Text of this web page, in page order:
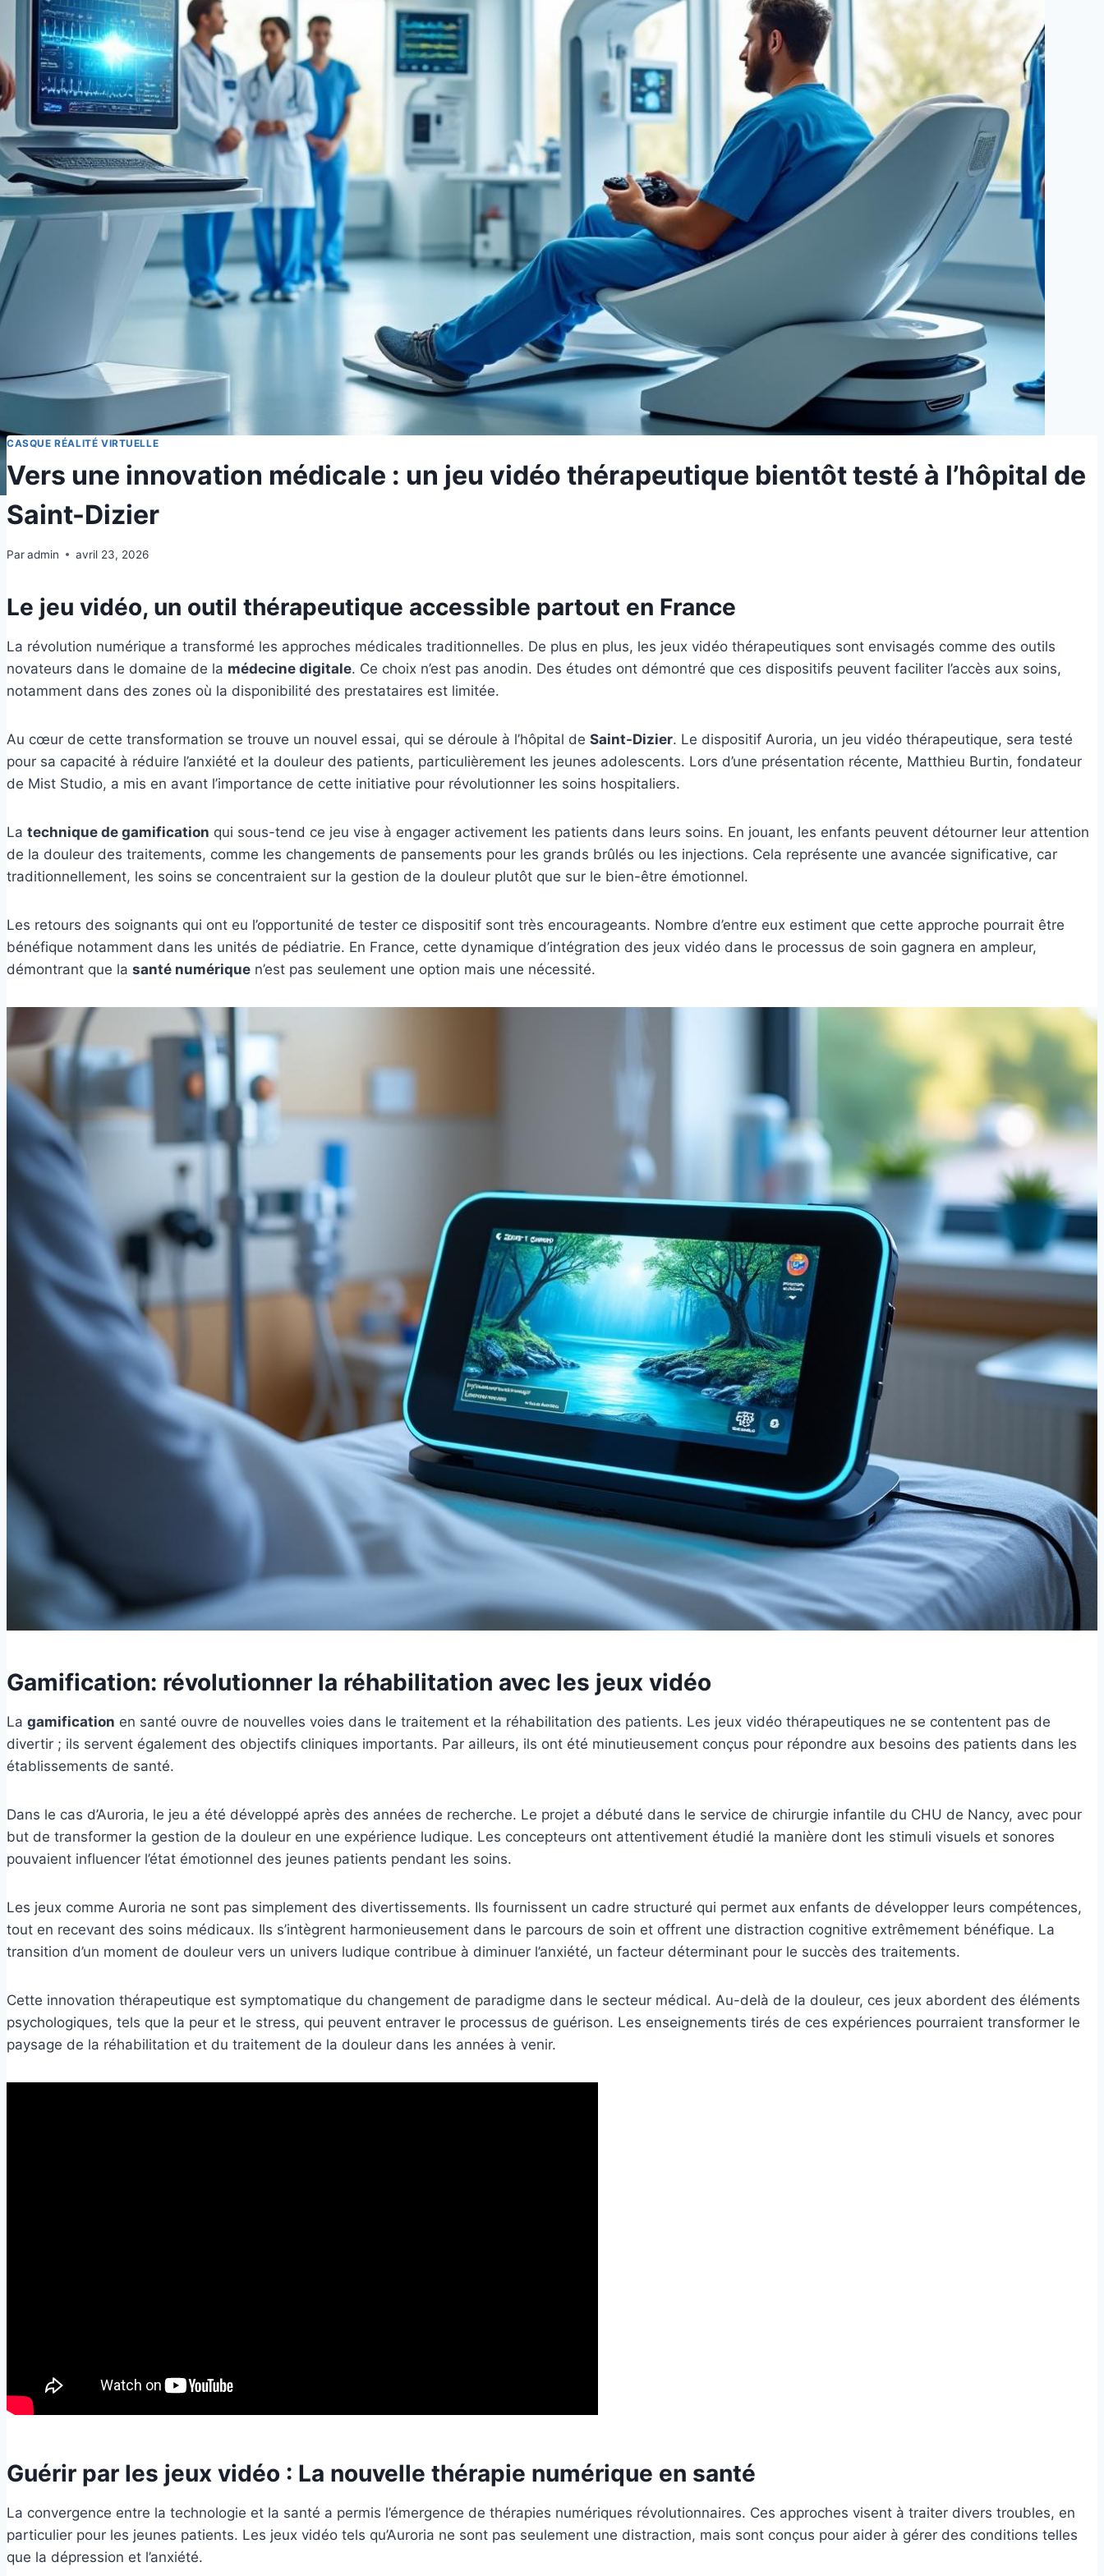
CASQUE RÉALITÉ VIRTUELLE
Vers une innovation médicale : un jeu vidéo thérapeutique bientôt testé à l’hôpital de
Saint-Dizier
Paradmin avril 23, 2026
Le jeu vidéo, un outil thérapeutique accessible partout en France
La révolution numérique a transformé les approches médicales traditionnelles. De plus en plus, les jeux vidéo thérapeutiques sont envisagés comme des outils
novateurs dans le domaine de la médecine digitale. Ce choix n’est pas anodin. Des études ont démontré que ces dispositifs peuvent faciliter l’accès aux soins,
notamment dans des zones où la disponibilité des prestataires est limitée.
Au cœur de cette transformation se trouve un nouvel essai, qui se déroule à l’hôpital de Saint-Dizier. Le dispositif Auroria, un jeu vidéo thérapeutique, sera testé
pour sa capacité à réduire l’anxiété et la douleur des patients, particulièrement les jeunes adolescents. Lors d’une présentation récente, Matthieu Burtin, fondateur
de Mist Studio, a mis en avant l’importance de cette initiative pour révolutionner les soins hospitaliers.
La technique de gamification qui sous-tend ce jeu vise à engager activement les patients dans leurs soins. En jouant, les enfants peuvent détourner leur attention
de la douleur des traitements, comme les changements de pansements pour les grands brûlés ou les injections. Cela représente une avancée significative, car
traditionnellement, les soins se concentraient sur la gestion de la douleur plutôt que sur le bien-être émotionnel.
Les retours des soignants qui ont eu l’opportunité de tester ce dispositif sont très encourageants. Nombre d’entre eux estiment que cette approche pourrait être
bénéfique notamment dans les unités de pédiatrie. En France, cette dynamique d’intégration des jeux vidéo dans le processus de soin gagnera en ampleur,
démontrant que la santé numérique n’est pas seulement une option mais une nécessité.
Gamification: révolutionner la réhabilitation avec les jeux vidéo
La gamification en santé ouvre de nouvelles voies dans le traitement et la réhabilitation des patients. Les jeux vidéo thérapeutiques ne se contentent pas de
divertir ; ils servent également des objectifs cliniques importants. Par ailleurs, ils ont été minutieusement conçus pour répondre aux besoins des patients dans les
établissements de santé.
Dans le cas d’Auroria, le jeu a été développé après des années de recherche. Le projet a débuté dans le service de chirurgie infantile du CHU de Nancy, avec pour
but de transformer la gestion de la douleur en une expérience ludique. Les concepteurs ont attentivement étudié la manière dont les stimuli visuels et sonores
pouvaient influencer l’état émotionnel des jeunes patients pendant les soins.
Les jeux comme Auroria ne sont pas simplement des divertissements. Ils fournissent un cadre structuré qui permet aux enfants de développer leurs compétences,
tout en recevant des soins médicaux. Ils s’intègrent harmonieusement dans le parcours de soin et offrent une distraction cognitive extrêmement bénéfique. La
transition d’un moment de douleur vers un univers ludique contribue à diminuer l’anxiété, un facteur déterminant pour le succès des traitements.
Cette innovation thérapeutique est symptomatique du changement de paradigme dans le secteur médical. Au-delà de la douleur, ces jeux abordent des éléments
psychologiques, tels que la peur et le stress, qui peuvent entraver le processus de guérison. Les enseignements tirés de ces expériences pourraient transformer le
paysage de la réhabilitation et du traitement de la douleur dans les années à venir.
Guérir par les jeux vidéo : La nouvelle thérapie numérique en santé
La convergence entre la technologie et la santé a permis l’émergence de thérapies numériques révolutionnaires. Ces approches visent à traiter divers troubles, en
particulier pour les jeunes patients. Les jeux vidéo tels qu’Auroria ne sont pas seulement une distraction, mais sont conçus pour aider à gérer des conditions telles
que la dépression et l’anxiété.